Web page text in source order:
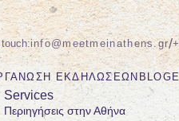
info@meetmeinathens.gr/
ΕΚΔΗΛΏΣΕΩΝBLOG
Services
Περιηγήσεις στην Αθήνα